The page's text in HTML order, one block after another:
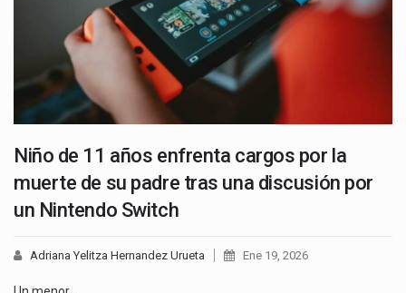
Niño de 11 años enfrenta cargos por la
muerte de su padre tras una discusión por
un Nintendo Switch
Adriana Yelitza Hernandez Urueta Ene 19, 2026